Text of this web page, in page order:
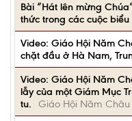
Bài “Hát lên mừng
thức trong các cuộc
Video: Giáo Hội Năm
chặt đầu ở Hà Nam,
Video: Giáo Hội Năm
lẫy của một Giám Mục
tu.
Giáo Hội Năm Châu